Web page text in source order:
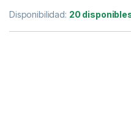
Disponibilidad: 20